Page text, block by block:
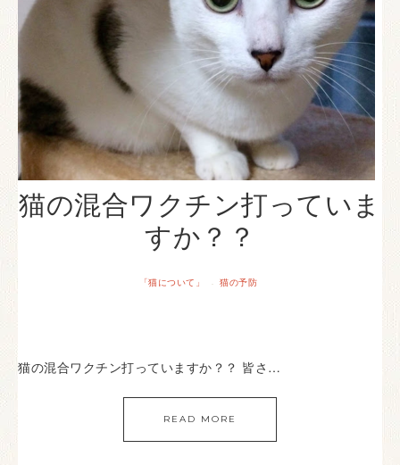
猫の混合ワクチン打っていま
すか？？
「猫について」 · 猫の予防
猫の混合ワクチン打っていますか？？ 皆さ…
READ MORE